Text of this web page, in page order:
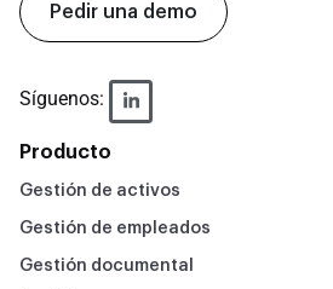
Pedir una demo
Síguenos:
Producto
Gestión de activos
Gestión de empleados
Gestión documental